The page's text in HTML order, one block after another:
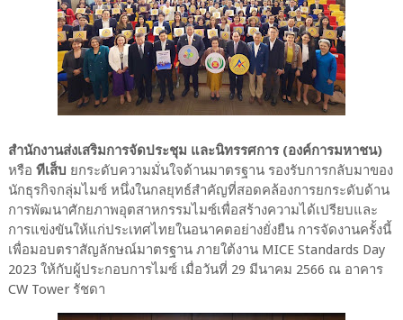
สำนักงานส่งเสริมการจัดประชุม และนิทรรศการ (องค์การมหาชน)
หรือ ทีเส็บ ยกระดับความมั่นใจด้านมาตรฐาน รองรับการกลับมาของ
นักธุรกิจกลุ่มไมซ์ หนึ่งในกลยุทธ์สำคัญที่สอดคล้องการยกระดับด้าน
การพัฒนาศักยภาพอุตสาหกรรมไมซ์เพื่อสร้างความได้เปรียบและ
การแข่งขันให้แก่ประเทศไทยในอนาคตอย่างยั่งยืน การจัดงานครั้งนี้
เพื่อมอบตราสัญลักษณ์มาตรฐาน ภายใต้งาน MICE Standards Day
2023 ให้กับผู้ประกอบการไมซ์ เมื่อวันที่ 29 มีนาคม 2566 ณ อาคาร
CW Tower รัชดา